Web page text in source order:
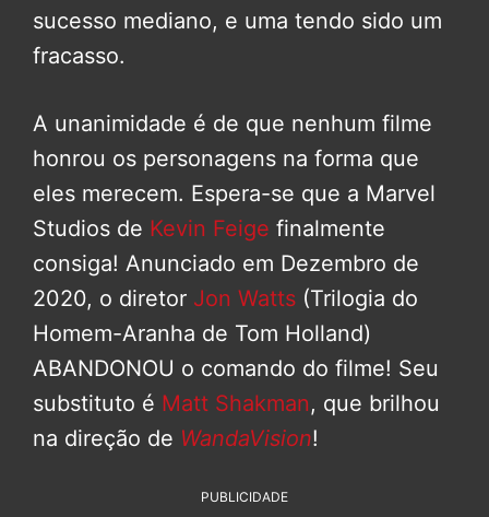
sucesso mediano, e uma tendo sido um
fracasso.
A unanimidade é de que nenhum filme
honrou os personagens na forma que
eles merecem. Espera-se que a Marvel
Studios de Kevin Feige finalmente
consiga! Anunciado em Dezembro de
2020, o diretor Jon Watts (Trilogia do
Homem-Aranha de Tom Holland)
ABANDONOU o comando do filme! Seu
substituto é Matt Shakman, que brilhou
na direção de WandaVision!
PUBLICIDADE